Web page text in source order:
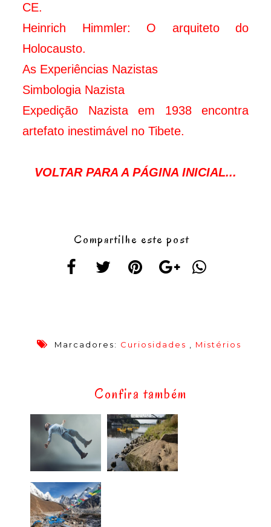
CE.
Heinrich Himmler: O arquiteto do
Holocausto.
As Experiências Nazistas
Simbologia Nazista
Expedição Nazista em 1938 encontra
artefato inestimável no Tibete.
VOLTAR PARA A PÁGINA INICIAL...
Compartilhe este post
Marcadores: Curiosidades Mistérios
Confira também